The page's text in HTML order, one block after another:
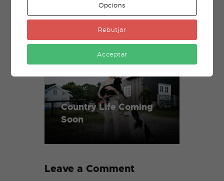
Meeting Animals
Coming Soon
Country Life Coming
Soon
Leave a Comment
Opcions
Rebutjar
Acceptar